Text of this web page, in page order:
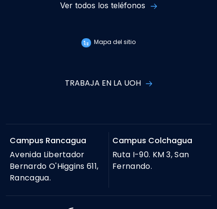
Ver todos los teléfonos
Mapa del sitio
TRABAJA EN LA UOH
Campus Rancagua
Avenida Libertador
Bernardo O'Higgins 611,
Rancagua.
Campus Colchagua
Ruta I-90. KM 3, San
Fernando.